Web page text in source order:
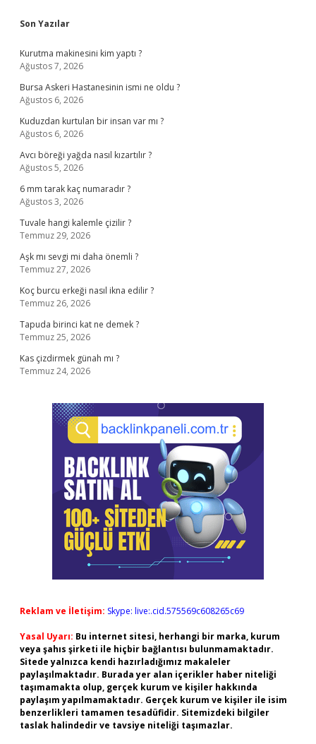
Sidebar
Son Yazılar
Kurutma makinesini kim yaptı ?
Ağustos 7, 2026
Bursa Askeri Hastanesinin ismi ne oldu ?
Ağustos 6, 2026
Kuduzdan kurtulan bir insan var mı ?
Ağustos 6, 2026
Avcı böreği yağda nasıl kızartılır ?
Ağustos 5, 2026
6 mm tarak kaç numaradır ?
Ağustos 3, 2026
Tuvale hangi kalemle çizilir ?
Temmuz 29, 2026
Aşk mı sevgi mi daha önemli ?
Temmuz 27, 2026
Koç burcu erkeği nasıl ikna edilir ?
Temmuz 26, 2026
Tapuda birinci kat ne demek ?
Temmuz 25, 2026
Kas çizdirmek günah mı ?
Temmuz 24, 2026
Reklam ve İletişim: Skype: live:.cid.575569c608265c69
Yasal Uyarı: Bu internet sitesi, herhangi bir marka, kurum
veya şahıs şirketi ile hiçbir bağlantısı bulunmamaktadır.
Sitede yalnızca kendi hazırladığımız makaleler
paylaşılmaktadır. Burada yer alan içerikler haber niteliği
taşımamakta olup, gerçek kurum ve kişiler hakkında
paylaşım yapılmamaktadır. Gerçek kurum ve kişiler ile isim
benzerlikleri tamamen tesadüfidir. Sitemizdeki bilgiler
taslak halindedir ve tavsiye niteliği taşımazlar.